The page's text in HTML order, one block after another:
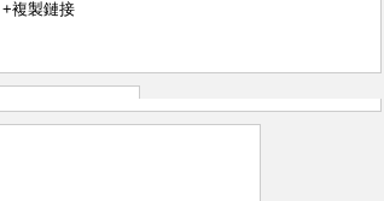
+複製鏈接